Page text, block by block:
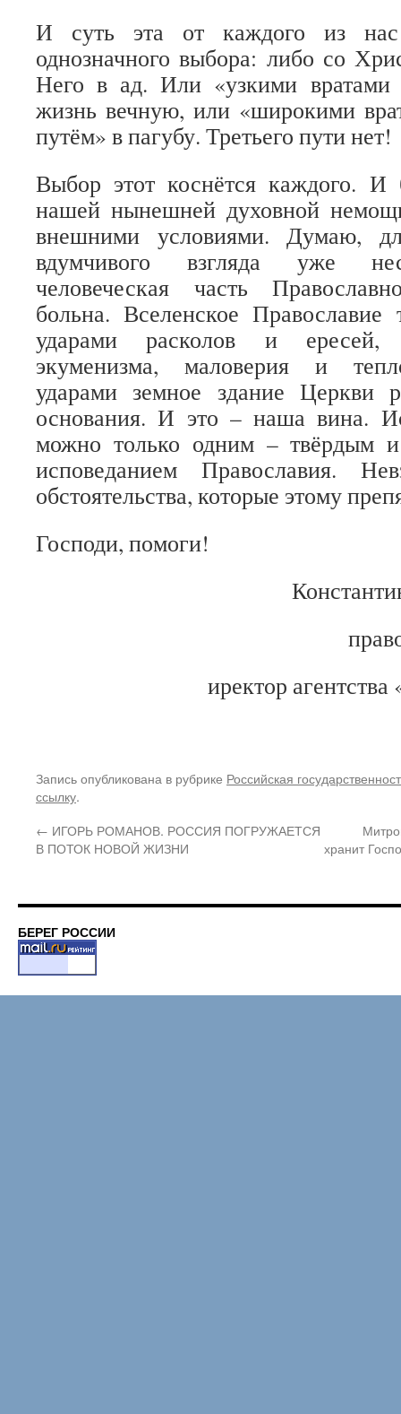
И суть эта от каждого из нас
однозначного выбора: либо со
Него в ад. Или «узкими
жизнь вечную, или «широкими
путём» в пагубу. Третьего пути нет!
Выбор этот коснётся каждого. И
нашей нынешней духовной
внешними условиями. Думаю,
вдумчивого взгляда уже
человеческая часть
больна. Вселенское
ударами расколов и ересей,
экуменизма, маловерия и
ударами земное здание Церкви
основания. И это – наша вина.
можно только одним – твёрдым
исповеданием Православия.
обстоятельства, которые этому
Господи, помоги!
иректор
Запись опубликована в рубрике Российская
ссылку.
← ИГОРЬ РОМАНОВ. РОССИЯ ПОГРУЖАЕТСЯ
В ПОТОК НОВОЙ ЖИЗНИ
хранит
БЕРЕГ РОССИИ